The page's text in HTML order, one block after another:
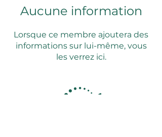
Aucune information
Lorsque ce membre ajoutera des
informations sur lui-même, vous
les verrez ici.